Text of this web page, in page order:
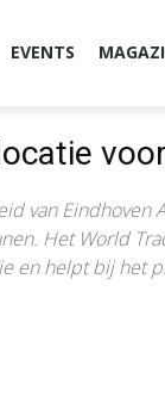
EVENTS
van Eindhoven
Het World
en helpt bij het